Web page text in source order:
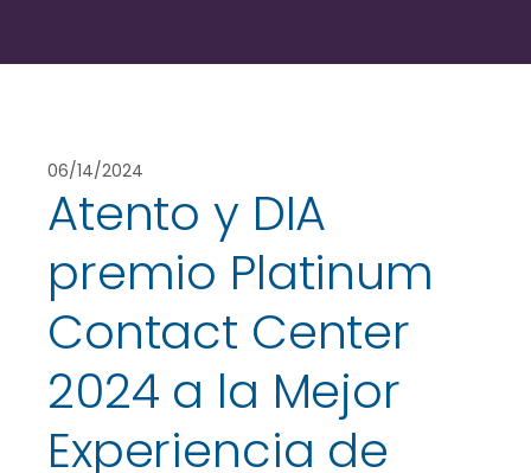
06/14/2024
Atento y DIA
premio Platinum
Contact Center
2024 a la Mejor
Experiencia de